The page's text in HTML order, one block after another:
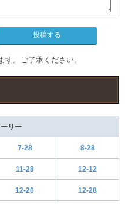
。ご了承ください。
リー
7-28 8-28
11-28 12-12
12-20 12-28